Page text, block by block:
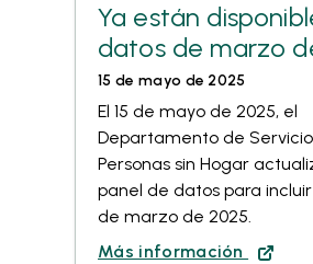
Ya están
datos de marzo
15 de mayo de 2025
El 15 de mayo de 2025, el
Departamento de
Personas sin Hogar
panel de datos para
de marzo de 2025.
Más información